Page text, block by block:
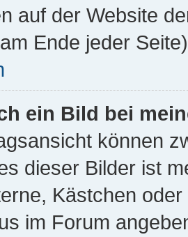
auf der Website
Ende jeder
ein Bild bei
können
dieser Bilder ist
Kästchen
im Forum